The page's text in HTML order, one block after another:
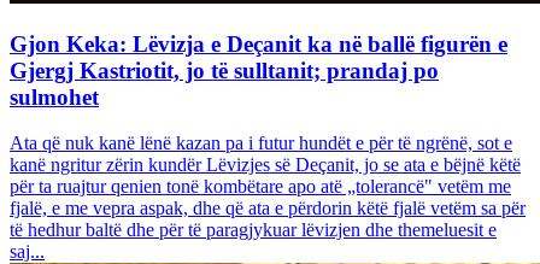
Gjon Keka: Lëvizja e Deçanit ka në ballë figurën e
Gjergj Kastriotit, jo të sulltanit; prandaj po
sulmohet
Ata që nuk kanë lënë kazan pa i futur hundët e për të ngrënë, sot e
kanë ngritur zërin kundër Lëvizjes së Deçanit, jo se ata e bëjnë këtë
për ta ruajtur qenien tonë kombëtare apo atë „tolerancë" vetëm me
fjalë, e me vepra aspak, dhe që ata e përdorin këtë fjalë vetëm sa për
të hedhur baltë dhe për të paragjykuar lëvizjen dhe themeluesit e
saj...